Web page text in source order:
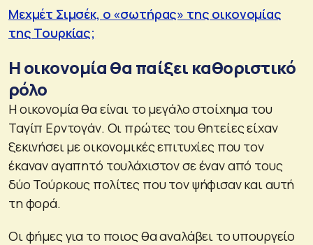
Μεχμέτ Σιμσέκ, ο «σωτήρας» της οικονομίας
της Τουρκίας;
Η οικονομία θα παίξει καθοριστικό
ρόλο
Η οικονομία θα είναι το μεγάλο στοίχημα του
Ταγίπ Ερντογάν. Οι πρώτες του θητείες είχαν
ξεκινήσει με οικονομικές επιτυχίες που τον
έκαναν αγαπητό τουλάχιστον σε έναν από τους
δύο Τούρκους πολίτες που τον ψήφισαν και αυτή
τη φορά.
Οι φήμες για το ποιος θα αναλάβει το υπουργείο